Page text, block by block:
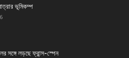
ভূমিকম্প
সঙ্গে লড়ছে ফ্রান্স-স্পেন